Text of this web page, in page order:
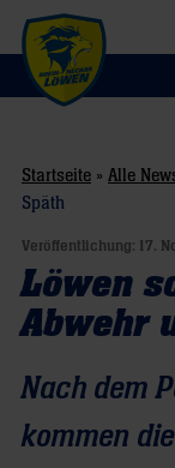
Startseite » Alle
Späth
Veröffentlichung: 17.
Löwen
Abwehr
Nach dem
kommen